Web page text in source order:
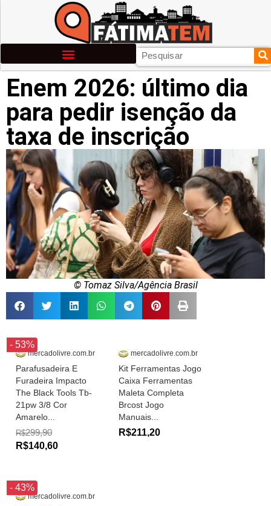
Enem 2026: último dia
para pedir isenção da
taxa de inscrição
© Tomaz Silva/Agência Brasil
- 53%
mercadolivre.com.br
Parafusadeira E
Furadeira Impacto
The Black Tools Tb-
21pw 3/8 Cor
Amarelo...
R$299,90
R$140,60
mercadolivre.com.br
Kit Ferramentas Jogo
Caixa Ferramentas
Maleta Completa
Brcost Jogo
Manuais...
R$211,20
- 43%
mercadolivre.com.br